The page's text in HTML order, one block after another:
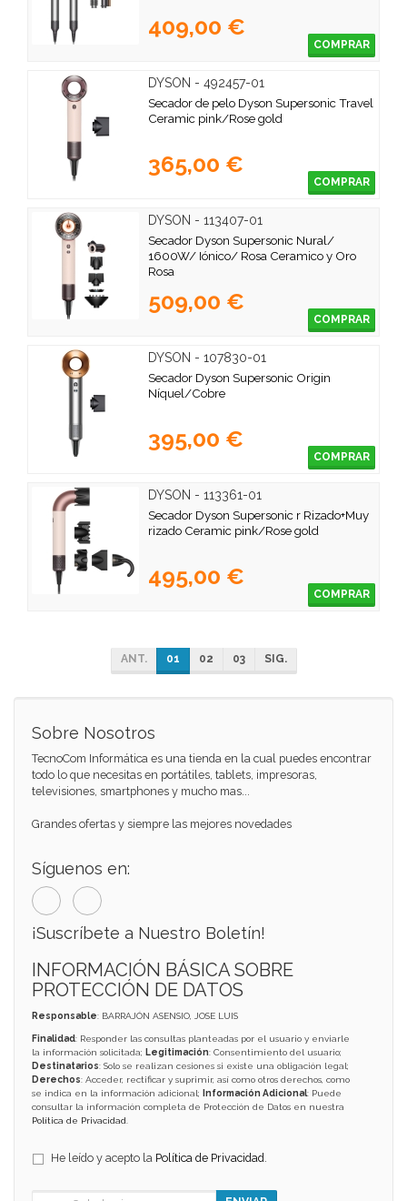
409,00 €
COMPRAR
DYSON - 492457-01
Secador de pelo Dyson Supersonic Travel
Ceramic pink/Rose gold
365,00 €
COMPRAR
DYSON - 113407-01
Secador Dyson Supersonic Nural/
1600W/ Iónico/ Rosa Ceramico y Oro
Rosa
509,00 €
COMPRAR
DYSON - 107830-01
Secador Dyson Supersonic Origin
Níquel/Cobre
395,00 €
COMPRAR
DYSON - 113361-01
Secador Dyson Supersonic r Rizado+Muy
rizado Ceramic pink/Rose gold
495,00 €
COMPRAR
ANT. 01 02 03 SIG.
Sobre Nosotros
TecnoCom Informática es una tienda en la cual puedes encontrar
todo lo que necesitas en portátiles, tablets, impresoras,
televisiones, smartphones y mucho mas...
Grandes ofertas y siempre las mejores novedades
Síguenos en:
¡Suscríbete a Nuestro Boletín!
INFORMACIÓN BÁSICA SOBRE
PROTECCIÓN DE DATOS
Responsable: BARRAJÓN ASENSIO, JOSE LUIS
Finalidad: Responder las consultas planteadas por el usuario y enviarle
la información solicitada; Legitimación: Consentimiento del usuario;
Destinatarios: Solo se realizan cesiones si existe una obligación legal;
Derechos: Acceder, rectificar y suprimir, así como otros derechos, como
se indica en la información adicional;
Información Adicional: Puede
consultar la información completa de Protección de Datos en nuestra
Política de Privacidad
He leído y acepto la Política de Privacidad.